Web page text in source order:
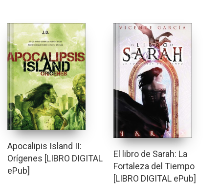
Apocalipis Island II:
Orígenes [LIBRO DIGITAL
ePub]
El libro de Sarah: La
Fortaleza del Tiempo
[LIBRO DIGITAL ePub]